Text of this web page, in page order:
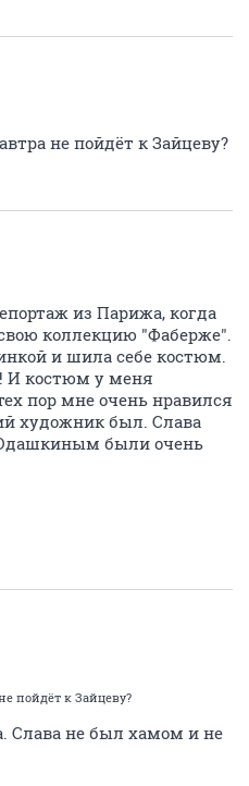
не пойдёт к Зайцеву?
из Парижа, когда
коллекцию "Фаберже".
и шила себе костюм.
И костюм у меня
пор мне очень нравился
художник был. Слава
были очень
пойдёт к Зайцеву?
Слава не был хамом и не